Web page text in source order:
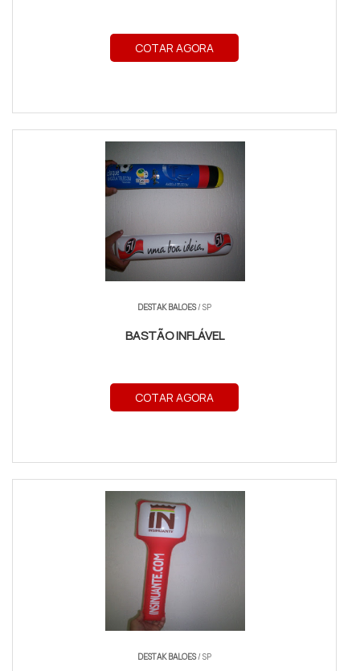
COTAR AGORA
DESTAK BALOES/ SP
BASTÃO INFLÁVEL
COTAR AGORA
DESTAK BALOES/ SP